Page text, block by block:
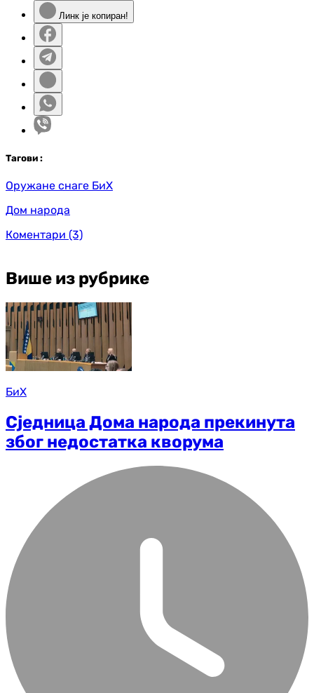
Линк је копиран!
Тагови :
Оружане снаге БиХ
Дом народа
Коментари (3)
Више из рубрике
БиХ
Сједница Дома народа прекинута
због недостатка кворума